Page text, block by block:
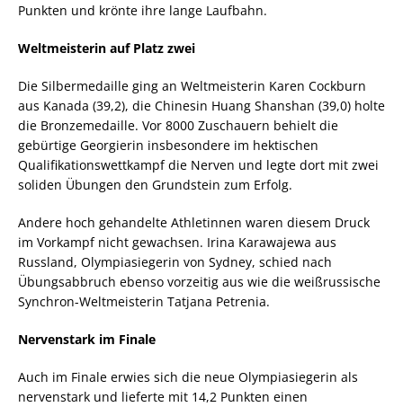
Punkten und krönte ihre lange Laufbahn.
Weltmeisterin auf Platz zwei
Die Silbermedaille ging an Weltmeisterin Karen Cockburn
aus Kanada (39,2), die Chinesin Huang Shanshan (39,0) holte
die Bronzemedaille. Vor 8000 Zuschauern behielt die
gebürtige Georgierin insbesondere im hektischen
Qualifikationswettkampf die Nerven und legte dort mit zwei
soliden Übungen den Grundstein zum Erfolg.
Andere hoch gehandelte Athletinnen waren diesem Druck
im Vorkampf nicht gewachsen. Irina Karawajewa aus
Russland, Olympiasiegerin von Sydney, schied nach
Übungsabbruch ebenso vorzeitig aus wie die weißrussische
Synchron-Weltmeisterin Tatjana Petrenia.
Nervenstark im Finale
Auch im Finale erwies sich die neue Olympiasiegerin als
nervenstark und lieferte mit 14,2 Punkten einen